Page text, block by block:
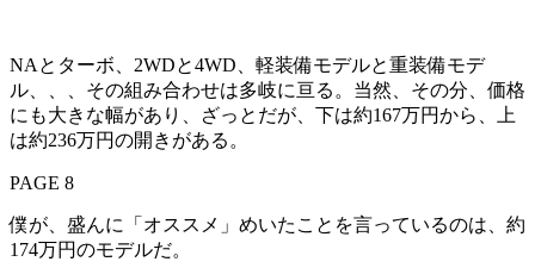
NAとターボ、2WDと4WD、軽装備モデルと重装備モデ
ル、、、その組み合わせは多岐に亘る。当然、その分、価格
にも大きな幅があり、ざっとだが、下は約167万円から、上
は約236万円の開きがある。
PAGE 8
僕が、盛んに「オススメ」めいたことを言っているのは、約
174万円のモデルだ。